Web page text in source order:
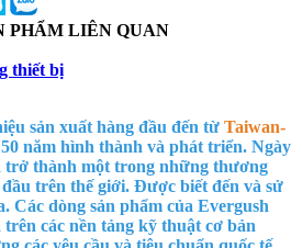
PHẨM LIÊN QUAN
thiết bị
sản xuất hàng đầu đến từ Taiwan-
năm hình thành và phát triển. Ngày
trở thành một trong những thương
trên thế giới. Được biết đến và sử
Các dòng sản phẩm của Evergush
các nền tảng kỹ thuật cơ bản